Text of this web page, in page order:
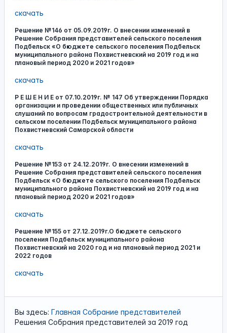
скачать
Решение №146 от 05.09.2019г. О внесении изменений в
Решение Собрания представителей сельского поселения
Подбельск «О бюджете сельского поселения Подбельск
муниципального района Похвистневский на 2019 год и на
плановый период 2020 и 2021 годов»
скачать
Р Е Ш Е Н И Е от 07.10.2019г. № 147 Об утверждении Порядка
организации и проведении общественных или публичных
слушаний по вопросам градостроительной деятельности в
сельском поселении Подбельск муниципального района
Похвистневский Самарской области
скачать
Решение №153 от 24.12.2019г. О внесении изменений в
Решение Собрания представителей сельского поселения
Подбельск «О бюджете сельского поселения Подбельск
муниципального района Похвистневский на 2019 год и на
плановый период 2020 и 2021 годов»
скачать
Решение №155 от 27.12.2019г.О бюджете сельского
поселения Подбельск муниципального района
Похвистневский на 2020 год и на плановый период 2021 и
2022 годов
скачать
Вы здесь: Главная Собрание представителей
Решения Собрания представителей за 2019 год